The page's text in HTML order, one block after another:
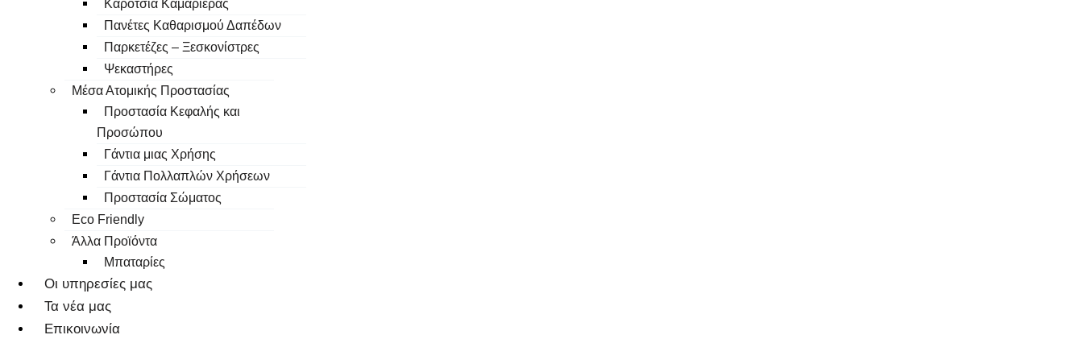
Καρότσια Καμαριέρας
Πανέτες Καθαρισμού Δαπέδων
Παρκετέζες – Ξεσκονίστρες
Ψεκαστήρες
Μέσα Ατομικής Προστασίας
Προστασία Κεφαλής και
Προσώπου
Γάντια μιας Χρήσης
Γάντια Πολλαπλών Χρήσεων
Προστασία Σώματος
Eco Friendly
Άλλα Προϊόντα
Μπαταρίες
Οι υπηρεσίες μας
Τα νέα μας
Επικοινωνία